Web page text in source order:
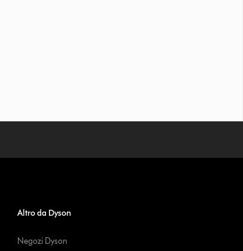
Altro da Dyson
Negozi Dyson